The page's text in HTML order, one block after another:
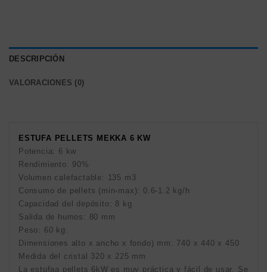
DESCRIPCIÓN
VALORACIONES (0)
ESTUFA PELLETS MEKKA 6 KW
Potencia: 6 kw
Rendimiento: 90%
Volumen calefactable: 135 m3
Consumo de pellets (min-max): 0.6-1.2 kg/h
Capacidad del depósito: 8 kg
Salida de humos: 80 mm
Peso: 60 kg.
Dimensiones alto x ancho x fondo) mm: 740 x 440 x 450
Medida del cristal 320 x 225 mm
La estufaa pellets 6kW es muy práctica y fácil de usar. Se